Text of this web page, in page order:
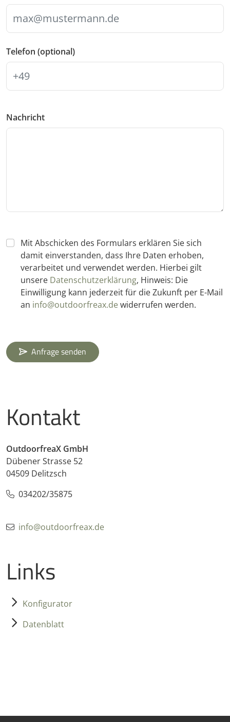
Telefon (optional)
Nachricht
Mit Abschicken des Formulars erklären Sie sich
damit einverstanden, dass Ihre Daten erhoben,
verarbeitet und verwendet werden. Hierbei gilt
unsere Datenschutzerklärung, Hinweis: Die
Einwilligung kann jederzeit für die Zukunft per E-Mail
an info@outdoorfreax.dewiderrufen werden.
Anfrage senden
Kontakt
OutdoorfreaX GmbH
Dübener Strasse 52
04509 Delitzsch
034202/35875
info@outdoorfreax.de
Links
Konfigurator
Datenblatt